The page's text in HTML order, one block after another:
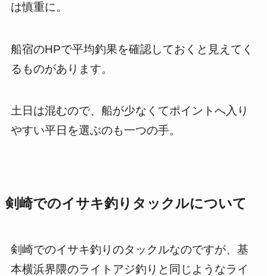
は慎重に。
船宿のHPで平均釣果を確認しておくと見えてく
るものがあります。
土日は混むので、船が少なくてポイントへ入り
やすい平日を選ぶのも一つの手。
剣崎でのイサキ釣りタックルについて
剣崎でのイサキ釣りのタックルなのですが、基
本横浜界隈のライトアジ釣りと同じようなライ